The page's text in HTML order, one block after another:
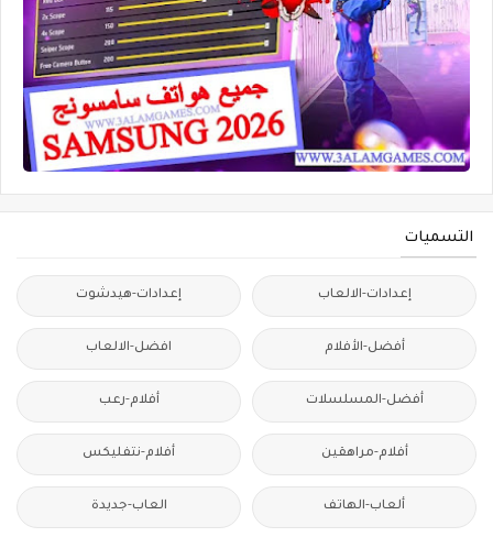
التسميات
إعدادات-الالعاب إعدادات-هيدشوت
أفضل-الأفلام افضل-الالعاب
أفضل-المسلسلات أفلام-رعب
أفلام-مراهقين أفلام-نتفليكس
ألعاب-الهاتف العاب-جديدة